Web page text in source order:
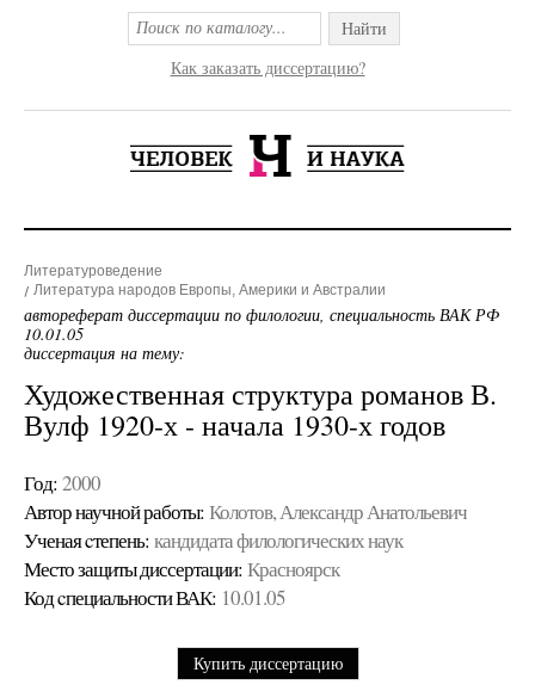
Найти
Как заказать диссертацию?
Литературоведение
Литература народов Европы, Америки и Австралии
автореферат диссертации по филологии, специальность ВАК РФ
10.01.05
диссертация на тему:
Художественная структура романов В.
Вулф 1920-х - начала 1930-х годов
Год: 2000
Автор научной работы: Колотов, Александр Анатольевич
Ученая cтепень: кандидата филологических наук
Место защиты диссертации: Красноярск
Код cпециальности ВАК: 10.01.05
Купить диссертацию